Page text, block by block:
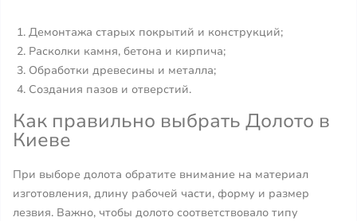
Демонтажа старых покрытий и конструкций;
Расколки камня, бетона и кирпича;
Обработки древесины и металла;
Создания пазов и отверстий.
Как правильно выбрать Долото в
Киеве
При выборе долота обратите внимание на материал
изготовления, длину рабочей части, форму и размер
лезвия. Важно, чтобы долото соответствовало типу